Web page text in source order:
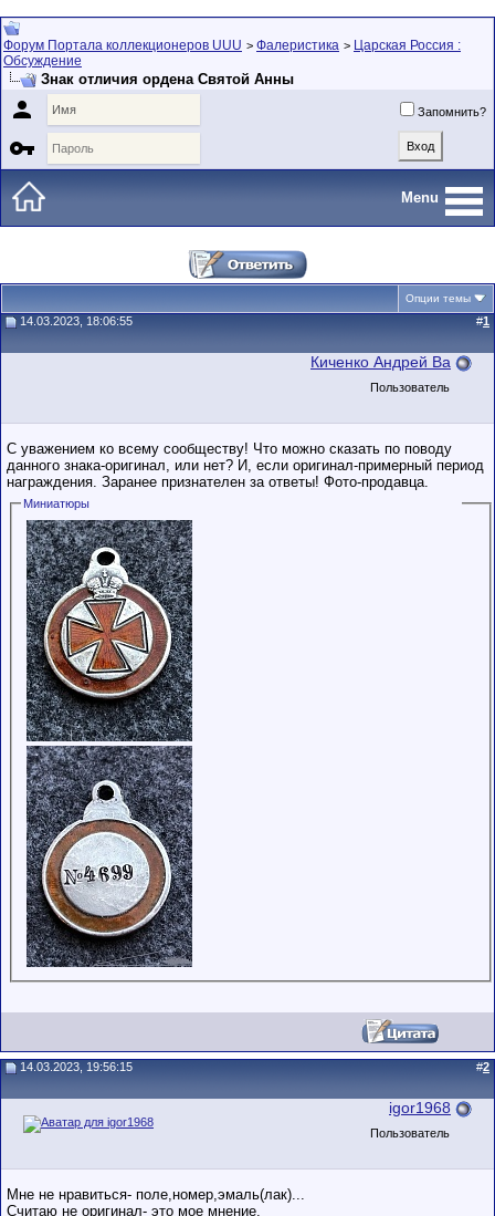
Форум Портала коллекционеров UUU > Фалеристика > Царская Россия :
Обсуждение
Знак отличия ордена Святой Анны
 Запомнить?

Menu
Опции темы
14.03.2023, 18:06:55 #1
Киченко Андрей Ва
Пользователь
С уважением ко всему сообществу! Что можно сказать по поводу
данного знака-оригинал, или нет? И, если оригинал-примерный период
награждения. Заранее признателен за ответы! Фото-продавца.
Миниатюры
14.03.2023, 19:56:15 #2
igor1968
Пользователь
Мне не нравиться- поле,номер,эмаль(лак)...
Считаю не оригинал- это мое мнение.